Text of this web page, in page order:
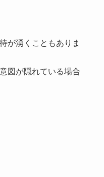
が湧くこともありま
図が隠れている場合